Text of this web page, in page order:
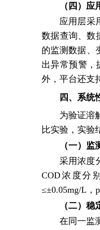
（四）
应用层采
数据查询、数
的监测数据、
出异常预警，
外，平台还支
四、系统
为验证溶
比实验，实验
（一）
采用浓度
COD浓度分
≤±0.05mg/L，
（二）稳
在同一监